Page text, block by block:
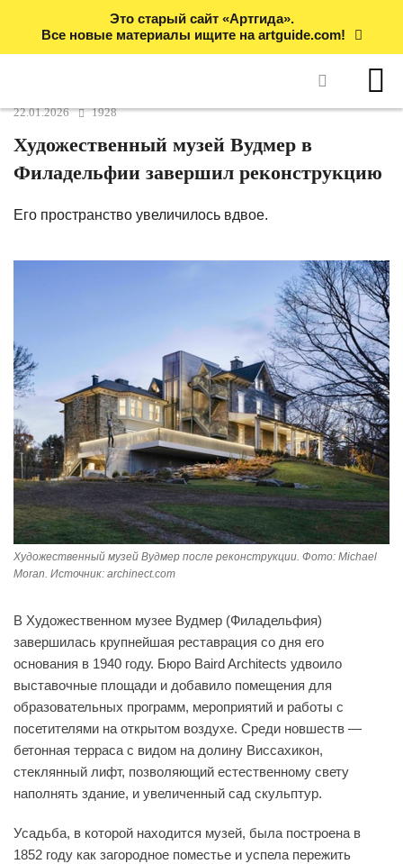
Это старый сайт «Артгида».
Все новые материалы ищите на artguide.com!
22.01.2026 1928
Художественный музей Вудмер в
Филадельфии завершил реконструкцию
Его пространство увеличилось вдвое.
Художественный музей Вудмер после реконструкции. Фото: Michael
Moran. Источник: archinect.com
В Художественном музее Вудмер (Филадельфия)
завершилась крупнейшая реставрация со дня его
основания в 1940 году. Бюро Baird Architects удвоило
выставочные площади и добавило помещения для
образовательных программ, мероприятий и работы с
посетителями на открытом воздухе. Среди новшеств —
бетонная терраса с видом на долину Виссахикон,
стеклянный лифт, позволяющий естественному свету
наполнять здание, и увеличенный сад скульптур.
Усадьба, в которой находится музей, была построена в
1852 году как загородное поместье и успела пережить